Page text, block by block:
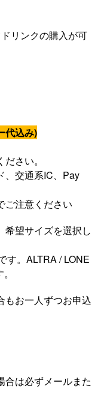
リンクの購入が可
代込み)
さい。
、交通系IC、Pay
ご注意ください
希望サイズを選択し
す。ALTRA / LONE
もお一人ずつお申込
合は必ずメールまた